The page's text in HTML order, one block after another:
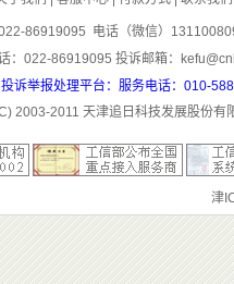
86919095 电话（微信）
：022-86919095 投诉邮箱：
诉举报处理平台：服务电话：010-
2003-201